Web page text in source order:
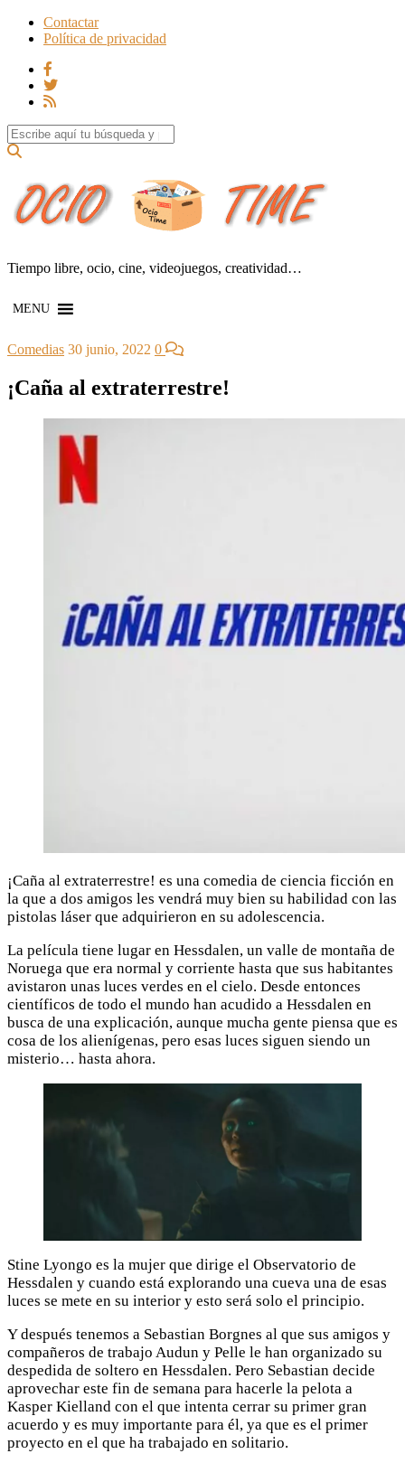
Contactar
Política de privacidad
Search for:
Tiempo libre, ocio, cine, videojuegos, creatividad…
MENU
Comedias 30 junio, 2022 0
¡Caña al extraterrestre!
¡Caña al extraterrestre! es una comedia de ciencia ficción en
la que a dos amigos les vendrá muy bien su habilidad con las
pistolas láser que adquirieron en su adolescencia.
La película tiene lugar en Hessdalen, un valle de montaña de
Noruega que era normal y corriente hasta que sus habitantes
avistaron unas luces verdes en el cielo. Desde entonces
científicos de todo el mundo han acudido a Hessdalen en
busca de una explicación, aunque mucha gente piensa que es
cosa de los alienígenas, pero esas luces siguen siendo un
misterio… hasta ahora.
Stine Lyongo es la mujer que dirige el Observatorio de
Hessdalen y cuando está explorando una cueva una de esas
luces se mete en su interior y esto será solo el principio.
Y después tenemos a Sebastian Borgnes al que sus amigos y
compañeros de trabajo Audun y Pelle le han organizado su
despedida de soltero en Hessdalen. Pero Sebastian decide
aprovechar este fin de semana para hacerle la pelota a
Kasper Kielland con el que intenta cerrar su primer gran
acuerdo y es muy importante para él, ya que es el primer
proyecto en el que ha trabajado en solitario.